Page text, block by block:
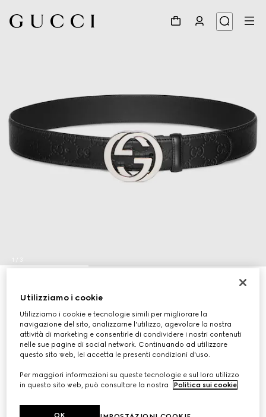
3
€ 495
Variantepelle gucci signature nera
Utilizziamo i cookie
Utilizziamo i cookie e tecnologie simili per migliorare la
navigazione del sito, analizzarne l'utilizzo, agevolare la nostra
attività di marketing e consentirle di condividere i nostri contenuti
nelle sue pagine di social network. Continuando ad utilizzare
questo sito web, lei accetta le presenti condizioni d'uso.
Per maggiori informazioni su queste tecnologie e sul loro utilizzo
in questo sito web, può consultare la nostra
Politica sui cookie.
OK